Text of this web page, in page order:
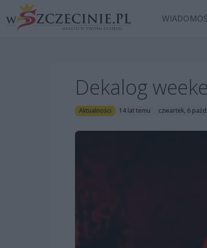
Dekalog
Aktualności 14 lat temu czwartek, 6